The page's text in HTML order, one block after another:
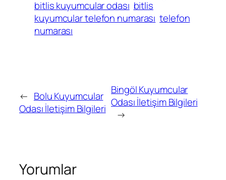
bitlis kuyumcular odası bitlis
kuyumcular telefon numarası telefon
numarası
← Bolu Kuyumcular
Odası İletişim Bilgileri
Bingöl Kuyumcular
Odası İletişim Bilgileri
→
Yorumlar